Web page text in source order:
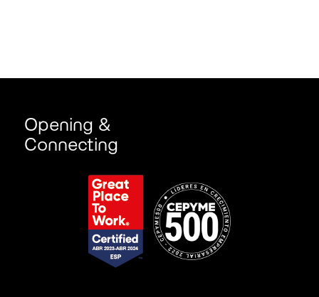
Opening &
Connecting